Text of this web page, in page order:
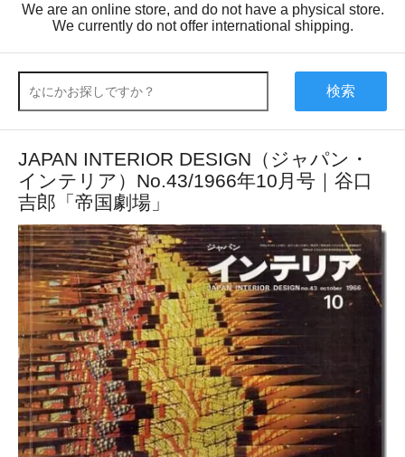
We are an online store, and do not have a physical store.
We currently do not offer international shipping.
検索
JAPAN INTERIOR DESIGN（ジャパン・
インテリア）No.43/1966年10月号｜谷口
吉郎「帝国劇場」